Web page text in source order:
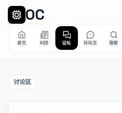
OC
首页 科技 论坛 碎碎念 搜索
讨论区